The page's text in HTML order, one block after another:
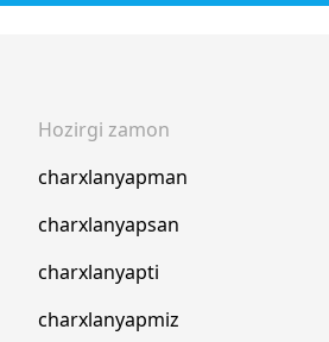
Hozirgi zamon
charxlanyapman
charxlanyapsan
charxlanyapti
charxlanyapmiz